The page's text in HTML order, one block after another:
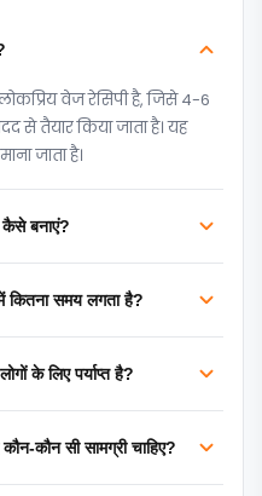
वेज रेसिपी है, जिसे 4-6
से तैयार किया जाता है। यह
जाता है।
कैसे बनाएं?
कितना समय लगता है?
के लिए पर्याप्त है?
कौन सी सामग्री चाहिए?